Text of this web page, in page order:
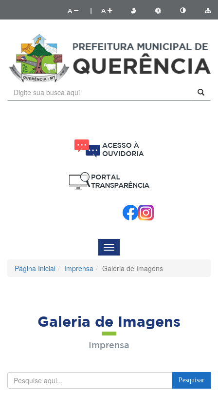
A A
Menu
de
Navegação
Página Inicial Imprensa Galeria de Imagens
Galeria de Imagens
Imprensa
Pesquisar